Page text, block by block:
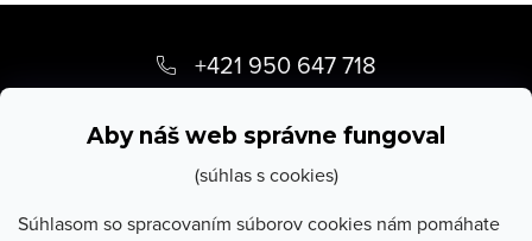
Aby náš web správne fungoval
(súhlas s cookies)
Súhlasom so spracovaním súborov cookies nám pomáhate
p
+421 950 647 718